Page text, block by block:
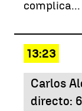
complica...
13:23
Carlos
directo: